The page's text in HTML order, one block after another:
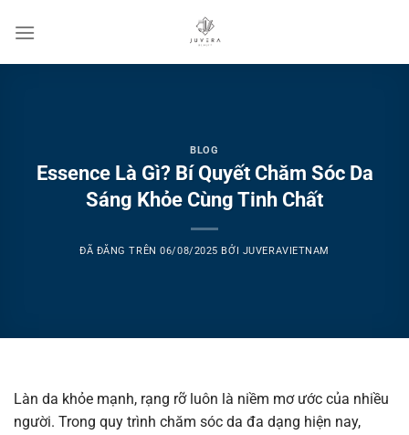
đến
BLOG
Essence Là Gì? Bí Quyết Chăm Sóc Da
Sáng Khỏe Cùng Tinh Chất
ĐÃ ĐĂNG TRÊN06/08/2025 BỞI JUVERAVIETNAM
Làn da khỏe mạnh, rạng rỡ luôn là niềm mơ ước của nhiều
người. Trong quy trình chăm sóc da đa dạng hiện nay,